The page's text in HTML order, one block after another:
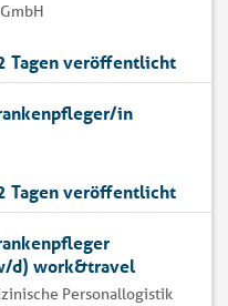
Tagen veröffentlicht
in
Tagen veröffentlicht
d) work&travel
Personallogistik